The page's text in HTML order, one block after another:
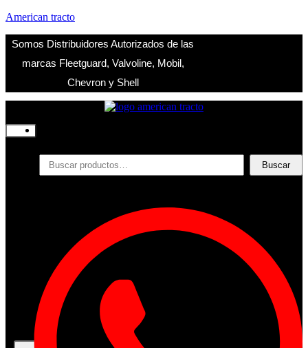
American tracto
Somos Distribuidores Autorizados de las
marcas Fleetguard, Valvoline, Mobil,
Chevron y Shell
Productos
Filtros
Contacto
Acceder
Iniciar Sesion
Registro
Restablecer la contraseña
Buscar